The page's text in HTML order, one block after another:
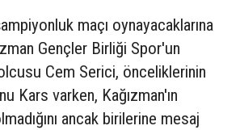
maçı oynayacaklarına
Gençler Birliği Spor'un
Cem Serici, önceliklerinin
Kars varken, Kağızman'ın
ancak birilerine mesaj